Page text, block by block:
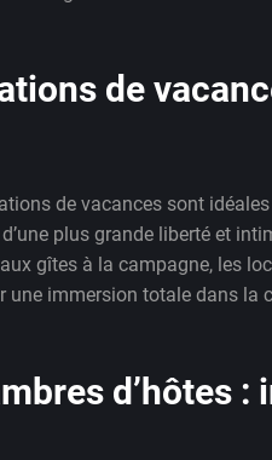
de
de vacances sont
plus grande liberté et
gîtes à la campagne, les
une immersion totale dans la
d’hôtes